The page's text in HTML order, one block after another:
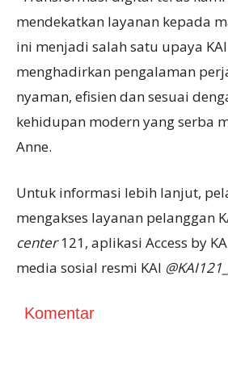
mendekatkan layanan kepada
ini menjadi salah satu upaya
menghadirkan pengalaman
nyaman, efisien dan sesuai
kehidupan modern yang serba
Anne.
Untuk informasi lebih lanjut,
mengakses layanan pelanggan
center121, aplikasi Access by
media sosial resmi KAI @KAI121_
Komentar